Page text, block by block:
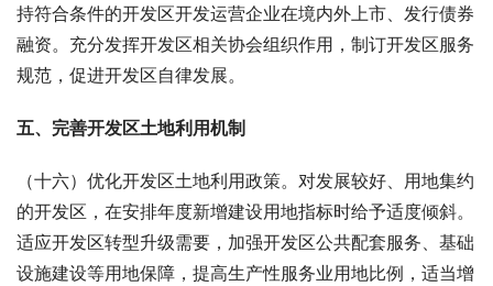
持符合条件的开发区开发运营企业在境内外上市、发行债券
融资。充分发挥开发区相关协会组织作用，制订开发区服务
规范，促进开发区自律发展。
五、完善开发区土地利用机制
（十六）优化开发区土地利用政策。对发展较好、用地集约
的开发区，在安排年度新增建设用地指标时给予适度倾斜。
适应开发区转型升级需要，加强开发区公共配套服务、基础
设施建设等用地保障，提高生产性服务业用地比例，适当增